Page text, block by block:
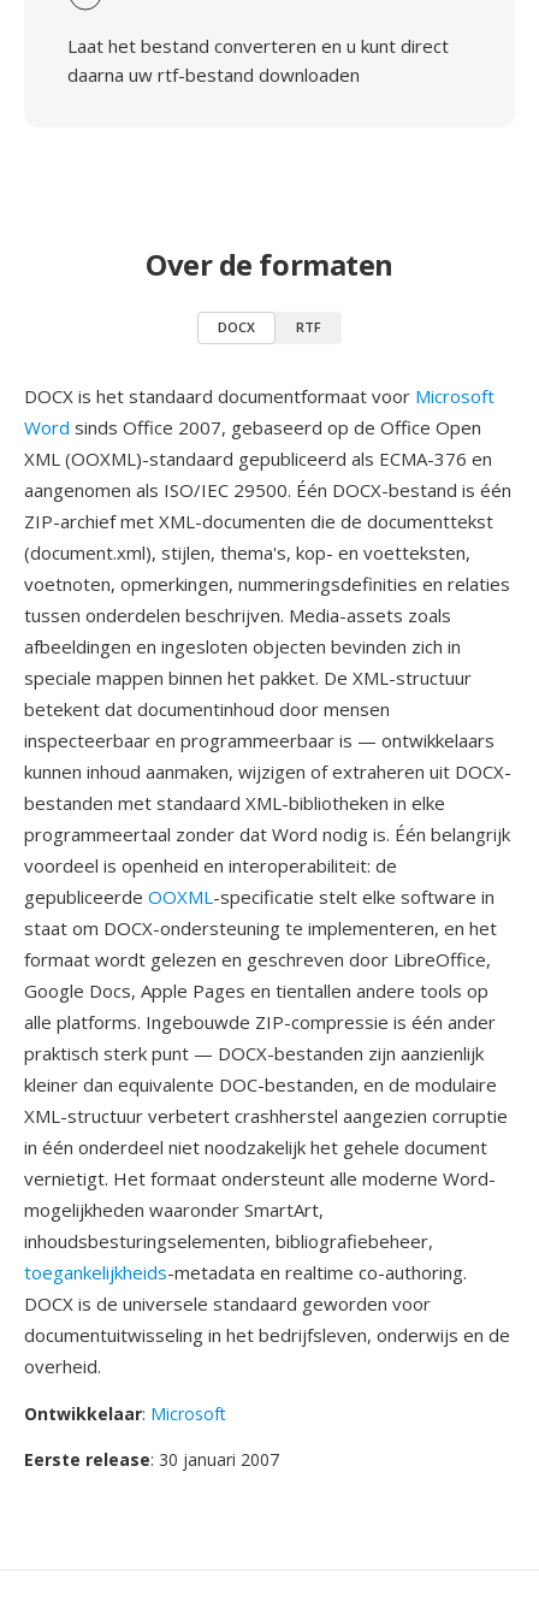
Laat het bestand converteren en u kunt direct
daarna uw rtf-bestand downloaden
Over de formaten
DOCX RTF
DOCX is het standaard documentformaat voor Microsoft
Word sinds Office 2007, gebaseerd op de Office Open
XML (OOXML)-standaard gepubliceerd als ECMA-376 en
aangenomen als ISO/IEC 29500. Één DOCX-bestand is één
ZIP-archief met XML-documenten die de documenttekst
(document.xml), stijlen, thema's, kop- en voetteksten,
voetnoten, opmerkingen, nummeringsdefinities en relaties
tussen onderdelen beschrijven. Media-assets zoals
afbeeldingen en ingesloten objecten bevinden zich in
speciale mappen binnen het pakket. De XML-structuur
betekent dat documentinhoud door mensen
inspecteerbaar en programmeerbaar is — ontwikkelaars
kunnen inhoud aanmaken, wijzigen of extraheren uit DOCX-
bestanden met standaard XML-bibliotheken in elke
programmeertaal zonder dat Word nodig is. Één belangrijk
voordeel is openheid en interoperabiliteit: de
gepubliceerde OOXML-specificatie stelt elke software in
staat om DOCX-ondersteuning te implementeren, en het
formaat wordt gelezen en geschreven door LibreOffice,
Google Docs, Apple Pages en tientallen andere tools op
alle platforms. Ingebouwde ZIP-compressie is één ander
praktisch sterk punt — DOCX-bestanden zijn aanzienlijk
kleiner dan equivalente DOC-bestanden, en de modulaire
XML-structuur verbetert crashherstel aangezien corruptie
in één onderdeel niet noodzakelijk het gehele document
vernietigt. Het formaat ondersteunt alle moderne Word-
mogelijkheden waaronder SmartArt,
inhoudsbesturingselementen, bibliografiebeheer,
toegankelijkheids-metadata en realtime co-authoring.
DOCX is de universele standaard geworden voor
documentuitwisseling in het bedrijfsleven, onderwijs en de
overheid.
Ontwikkelaar: Microsoft
Eerste release: 30 januari 2007